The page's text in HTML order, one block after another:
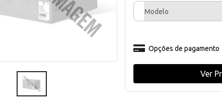
Modelo
Opções de pagamento
Ver